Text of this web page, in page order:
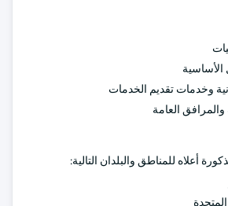
الأساسية
وخدمات تقديم الخدمات
العامة
أعلاه للمناطق والبلدان التالية: